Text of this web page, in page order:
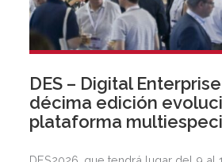
DES – Digital
décima edición
plataforma